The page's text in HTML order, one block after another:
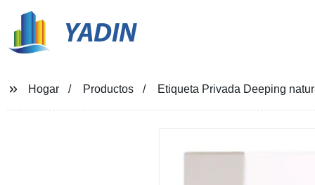
YADIN
Hogar Productos Etiqueta Privada Deeping